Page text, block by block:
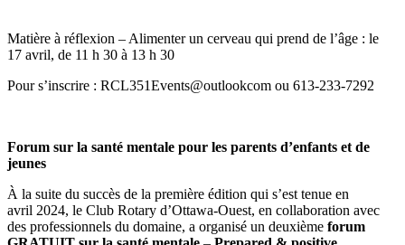
Matière à réflexion – Alimenter un cerveau qui prend de l’âge : le
17 avril, de 11 h 30 à 13 h 30
Pour s’inscrire : RCL351Events@outlookcom ou 613-233-7292
Forum sur la santé mentale pour les parents d’enfants et de
jeunes
À la suite du succès de la première édition qui s’est tenue en
avril 2024, le Club Rotary d’Ottawa-Ouest, en collaboration avec
des professionnels du domaine, a organisé un deuxième forum